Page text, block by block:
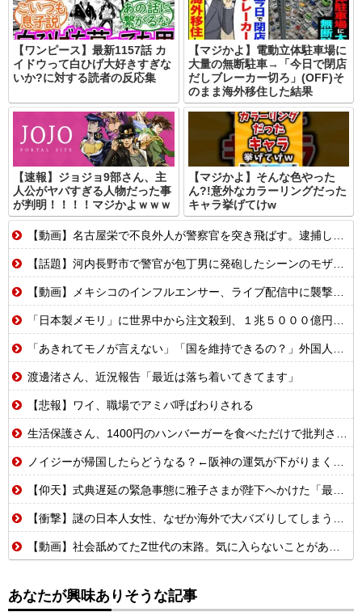
【ワンピース】最新1157話 カ
イドウって白ひげ大好きすぎな
いか?に対する読者の反応集
【マジかよ】電動立体駐車場に
大量の無断駐車→「今日で閉店
だしブレーカー切ろ」(OFF)そ
のまま海外移住した結果
【速報】ジョジョ9部さん、主
人公がヤバすぎる人物だった事
が判明！！！！マジかよｗｗｗ
【マジかよ】そんな色やった
ん?!意外なカラーリングだった
キャラ挙げてけw
【動画】名古屋栄で不良外人が警察官を突き飛ばす。逮捕しろやｗｗｗ
【話題】河内長野市で警官が包丁男に発砲したシーンのモザ無し映像が公開される。
【動画】メキシコのインフルエンサー、ライブ配信中に襲撃されて死亡。
「日本製メモリ」に世界中から注文殺到、１兆５０００億円で工場増築へ
「あきれてモノが言えない」「国を維持できるの？」外国人の永住許可要件の厳格化で在日中国人の本音は？
渡邊渚さん、近況報告「最近は落ち着いてきてます」
【悲報】ワイ、職場でアミバ呼ばわりされる
生活保護さん、1400円のハンバーガーを食べただけで批判される
ノイジーが帰国したらどうなる？←阪神の運気が下がりまくるやろな
【仰天】式典遅延の緊急事態に雅子さまが陛下へかけた「最高の一言」とは? 楽曲提供:株式会社FLMusic
【衝撃】謎の日本人女性、なぜか海外で大バズりしてしまうwww
【動画】社会舐めてたZ世代の末路。気に入らないことがあれば退職代行で即退職!理想の職場を求め続けた結果
あなたが興味ありそうな記事